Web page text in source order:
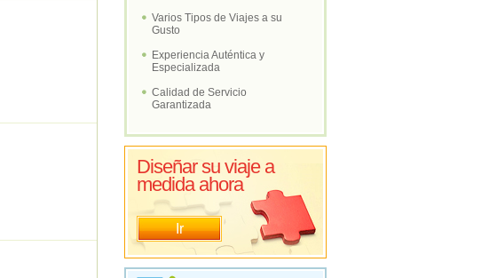
Varios Tipos de Viajes a su
Gusto
Experiencia Auténtica y
Especializada
Calidad de Servicio
Garantizada
Diseñar su viaje a
medida ahora
Ir